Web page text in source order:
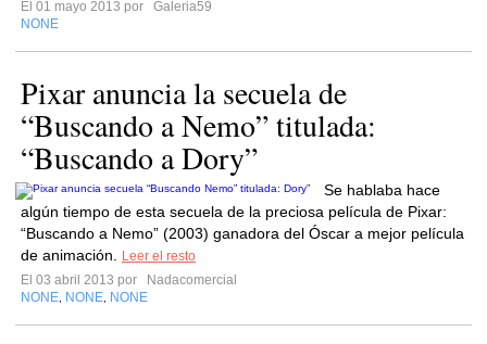
El 01 mayo 2013 por
Galeria59
NONE
Pixar anuncia la secuela de
“Buscando a Nemo” titulada:
“Buscando a Dory”
Se hablaba hace
algún tiempo de esta secuela de la preciosa película de Pixar:
“Buscando a Nemo” (2003) ganadora del Óscar a mejor película
de animación.
Leer el resto
El 03 abril 2013 por
Nadacomercial
NONE NONE NONE